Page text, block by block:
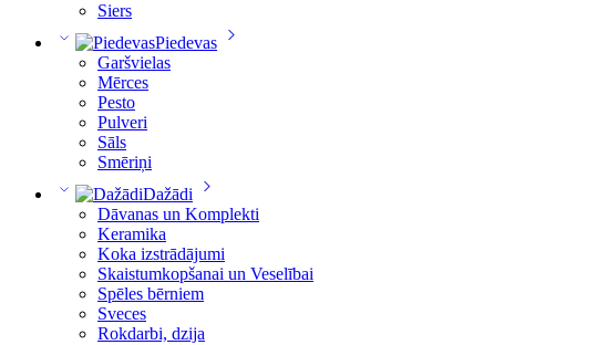
Siers
Piedevas
Garšvielas
Mērces
Pesto
Pulveri
Sāls
Smēriņi
Dažādi
Dāvanas un Komplekti
Keramika
Koka izstrādājumi
Skaistumkopšanai un Veselībai
Spēles bērniem
Sveces
Rokdarbi, dzija